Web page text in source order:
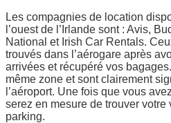
Les compagnies de location
l’ouest de l’Irlande sont : Avis,
National et Irish Car Rentals.
trouvés dans l’aérogare après
arrivées et récupéré vos
même zone et sont clairement
l’aéroport. Une fois que vous
serez en mesure de trouver
parking.